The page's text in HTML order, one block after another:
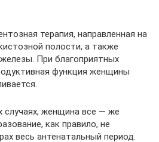
терапия, направленная на
полости, а также
При благоприятных
функция женщины
случаях, женщина все — же
как правило, не
весь антенатальный период.